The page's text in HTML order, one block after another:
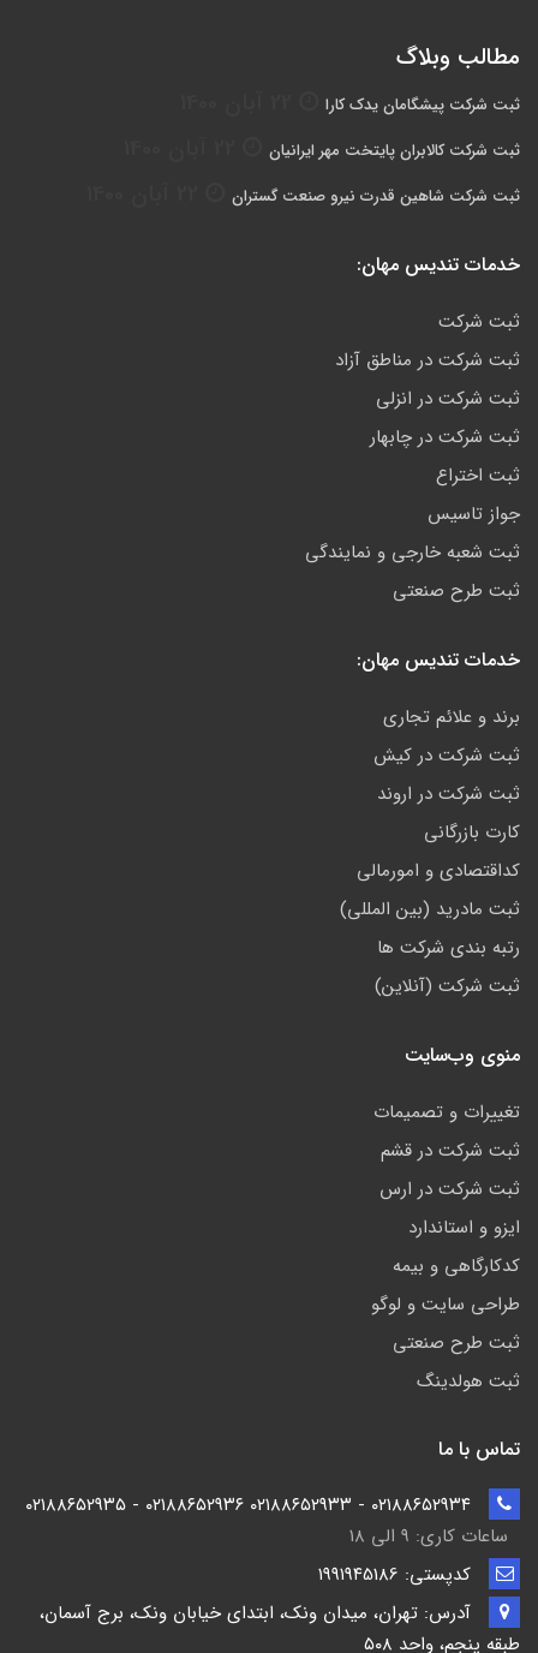
مطالب وبلاگ
ثبت شرکت پیشگامان یدک کارا
ثبت شرکت کالابران پایتخت مهر ایرانیان
ثبت شرکت شاهین قدرت نیرو صنعت گستران
خدمات تندیس مهان:
ثبت شرکت
ثبت شرکت در مناطق آزاد
ثبت شرکت در انزلی
ثبت شرکت در چابهار
ثبت اختراع
جواز تاسیس
ثبت شعبه خارجی و نمایندگی
ثبت طرح صنعتی
خدمات تندیس مهان:
برند و علائم تجاری
ثبت شرکت در کیش
ثبت شرکت در اروند
کارت بازرگانی
کداقتصادی و امورمالی
ثبت مادرید (بین المللی)
رتبه بندی شرکت ها
ثبت شرکت (آنلاین)
منوی وب‌سایت
تغییرات و تصمیمات
ثبت شرکت در قشم
ثبت شرکت در ارس
ایزو و استاندارد
کدکارگاهی و بیمه
طراحی سایت و لوگو
ثبت طرح صنعتی
ثبت هولدینگ
تماس با ما
ساعات کاری: ۹ الی ۱۸
کدپستی: ۱۹۹۱۹۴5186
آدرس: تهران، میدان ونک، ابتدای خیابان ونک، برج آسمان،
طبقه پنجم، واحد ۵۰۸